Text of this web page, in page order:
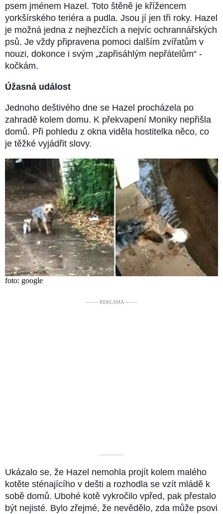
psem jménem Hazel. Toto štěně je křížencem
yorkšírského teriéra a pudla. Jsou jí jen tři roky. Hazel
je možná jedna z nejhezčích a nejvíc ochrannářských
psů. Je vždy připravena pomoci dalším zvířatům v
nouzi, dokonce i svým „zapřisáhlým nepřátelům“ -
kočkám.
Úžasná událost
Jednoho deštivého dne se Hazel procházela po
zahradě kolem domu. K překvapení Moniky nepřišla
domů. Při pohledu z okna viděla hostitelka něco, co
je těžké vyjádřit slovy.
foto: google
––––– REKLAMA –––––
––––––––––
Ukázalo se, že Hazel nemohla projít kolem malého
kotěte sténajícího v dešti a rozhodla se vzít mládě k
sobě domů. Ubohé kotě vykročilo vpřed, pak přestalo
být nejisté. Bylo zřejmé, že nevědělo, zda může psovi